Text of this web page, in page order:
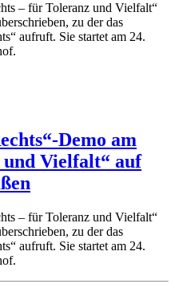
– für Toleranz und Vielfalt“
zu der das
aufruft. Sie startet am 24.
Demo am
und Vielfalt“ auf
– für Toleranz und Vielfalt“
zu der das
aufruft. Sie startet am 24.